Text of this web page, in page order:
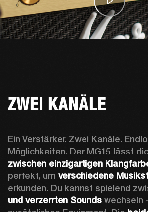
ZWEI KANÄLE
Ein Verstärker. Zwei Kanäle.
Möglichkeiten. Der MG15 lässt
zwischen einzigartigen
perfekt, um verschiedene
erkunden. Du kannst spielend
und verzerrten Sounds wechseln